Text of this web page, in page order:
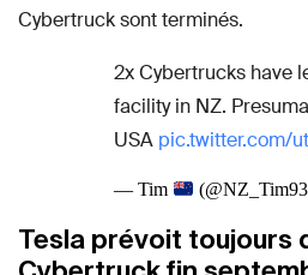
Cybertruck sont terminés.
2x Cybertrucks have
facility in NZ.
USA pic.twitter.com/
— Tim
Tesla prévoit toujours